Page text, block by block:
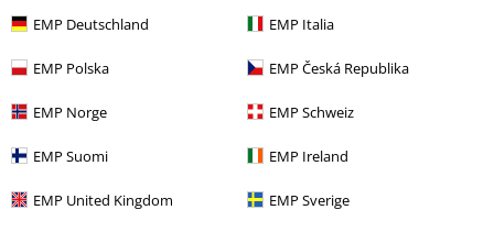
EMP Deutschland EMP Italia
EMP Polska EMP Česká Republika
EMP Norge EMP Schweiz
EMP Suomi EMP Ireland
EMP United Kingdom EMP Sverige